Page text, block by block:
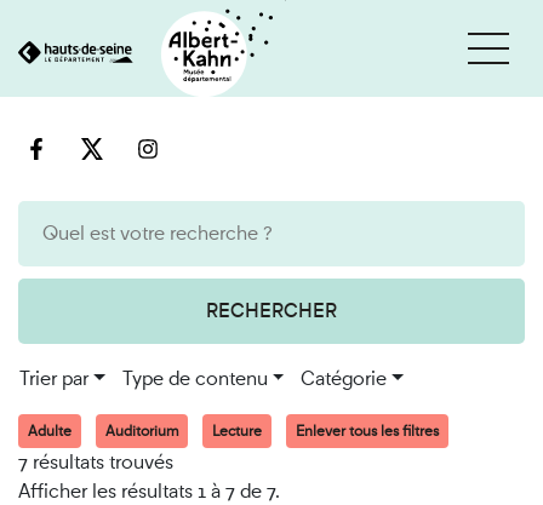
au
RECHERCHER
Trier par Type de contenu Catégorie
Adulte Auditorium Lecture Enlever tous les filtres
7 résultats trouvés
Afficher les résultats 1 à 7 de 7.
Cookies et traceurs utilisés sur ce site